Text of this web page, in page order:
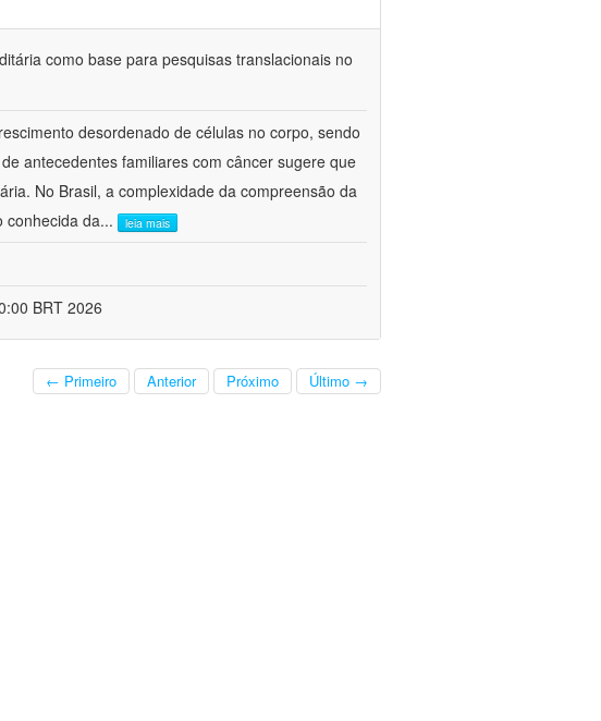
como base para pesquisas translacionais no
desordenado de células no corpo, sendo
antecedentes familiares com câncer sugere que
No Brasil, a complexidade da compreensão da
conhecida da... leia mais
BRT 2026
← Primeiro Anterior Próximo Último →